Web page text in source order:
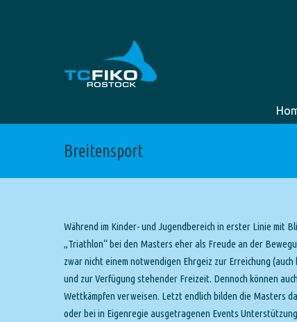
Breitensport
Während im Kinder- und Jugendbereich in erster Linie mit
„Triathlon“ bei den Masters eher als Freude an der
zwar nicht einem notwendigen Ehrgeiz zur Erreichung
und zur Verfügung stehender Freizeit. Dennoch können
Wettkämpfen verweisen. Letzt endlich bilden die Masters
oder bei in Eigenregie ausgetragenen Events